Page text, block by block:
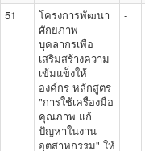
51
โครงการพัฒนา
ศักยภาพ
บุคลากรเพื่อ
เสริมสร้างความ
เข้มแข็งให้
องค์กร หลักสูตร
"การใช้เครื่องมือ
คุณภาพ แก้
ปัญหาในงาน
อุตสาหกรรม" ให้
-